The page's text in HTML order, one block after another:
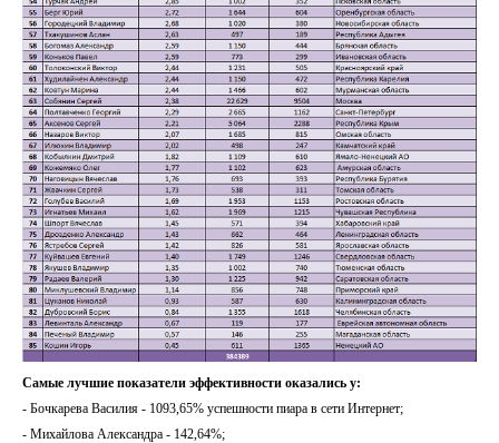
Самые лучшие показатели эффективности оказались у:
- Бочкарева Василия - 1093,65% успешности пиара в сети Интернет;
- Михайлова Александра - 142,64%;